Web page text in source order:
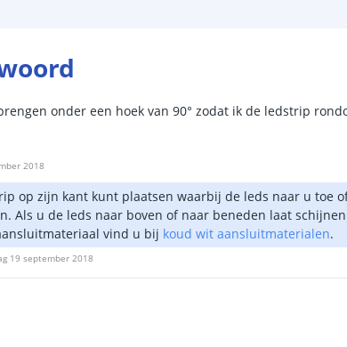
onder een hoek van 90° zodat ik de ledstrip
2018
op zijn kant kunt plaatsen waarbij de leds naar u toe
Als u de leds naar boven of naar beneden laat
vind u bij koud wit aansluitmaterialen.
19 september 2018